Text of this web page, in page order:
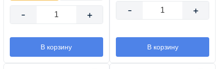
- +
В корзину
- +
В корзину